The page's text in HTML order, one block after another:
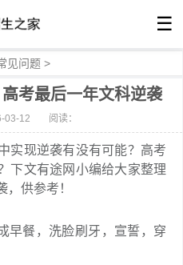
☰
见问题 >
考最后一年文科逆袭
03-12 阅读：
实现逆袭有没有可能？高考
下文有途网小编给大家整理
供参考！
早餐，洗脸刷牙，宣誓，穿